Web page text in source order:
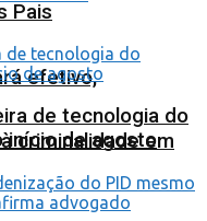
efetivo,
criminalidade em
Pais
de tecnologia do
início de agosto